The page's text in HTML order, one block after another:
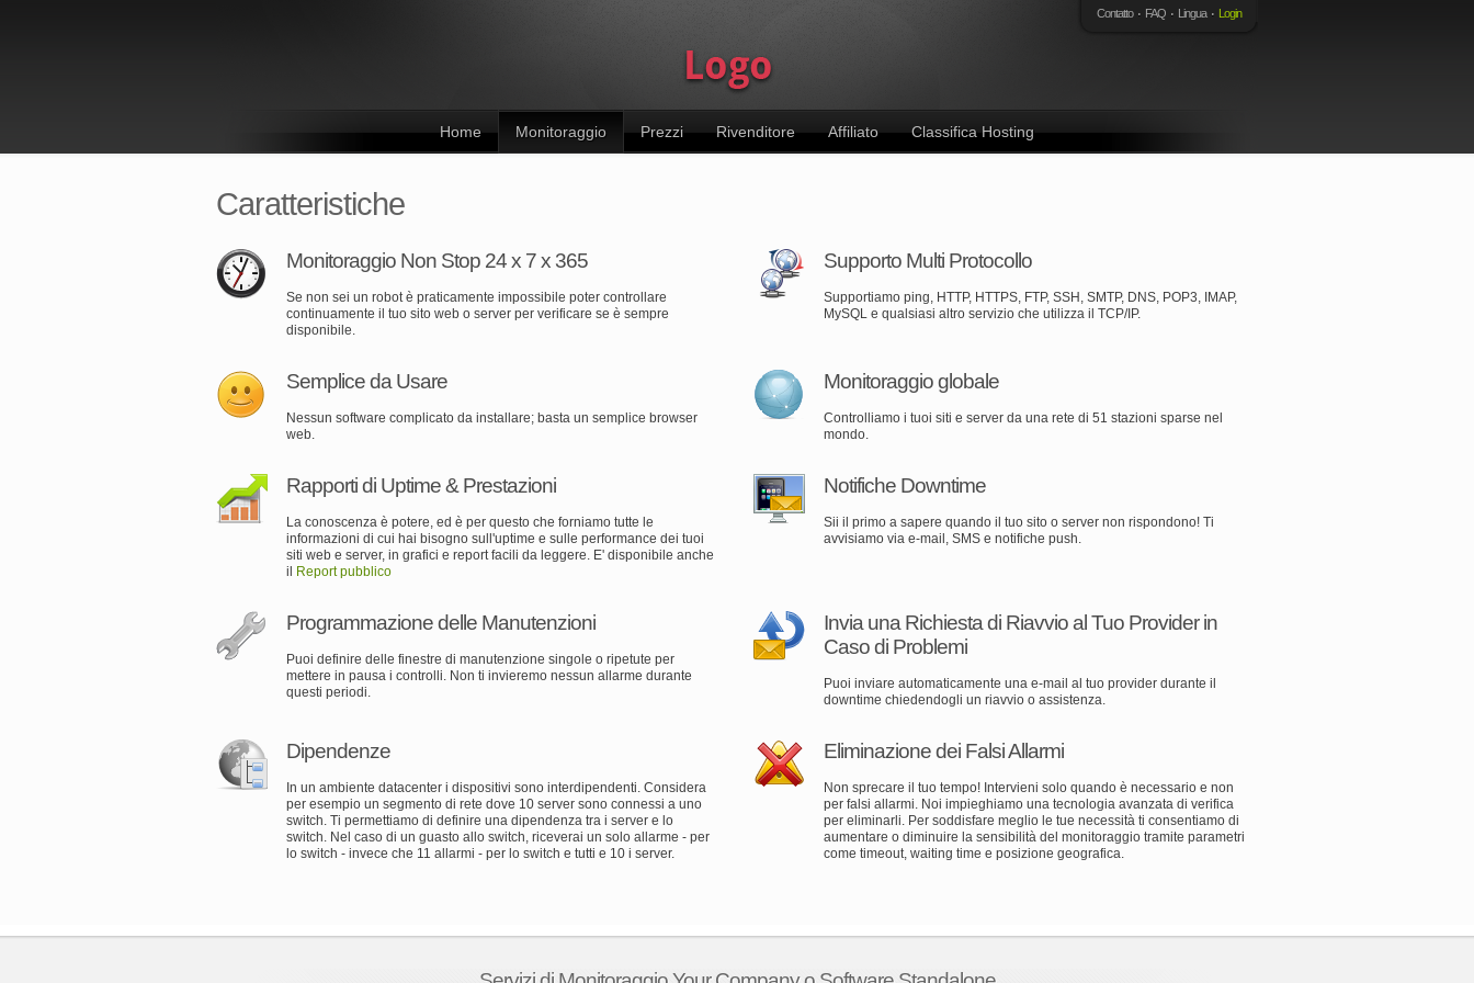
Contatto FAQ Lingua Login
Home Monitoraggio Prezzi Rivenditore Affiliato Classifica Hosting
Caratteristiche
Monitoraggio Non Stop 24 x 7 x 365
Se non sei un robot è praticamente impossibile poter controllare
continuamente il tuo sito web o server per verificare se è sempre
disponibile.
Supporto Multi Protocollo
Supportiamo ping, HTTP, HTTPS, FTP, SSH, SMTP, DNS, POP3, IMAP,
MySQL e qualsiasi altro servizio che utilizza il TCP/IP.
Semplice da Usare
Nessun software complicato da installare; basta un semplice browser
web.
Monitoraggio globale
Controlliamo i tuoi siti e server da una rete di 51 stazioni sparse nel
mondo.
Rapporti di Uptime & Prestazioni
La conoscenza è potere, ed è per questo che forniamo tutte le
informazioni di cui hai bisogno sull'uptime e sulle performance dei tuoi
siti web e server, in grafici e report facili da leggere. E' disponibile anche
il
Report pubblico
Notifiche Downtime
Sii il primo a sapere quando il tuo sito o server non rispondono! Ti
avvisiamo via e-mail, SMS e notifiche push.
Programmazione delle Manutenzioni
Puoi definire delle finestre di manutenzione singole o ripetute per
mettere in pausa i controlli. Non ti invieremo nessun allarme durante
questi periodi.
Invia una Richiesta di Riavvio al Tuo Provider in
Caso di Problemi
Puoi inviare automaticamente una e-mail al tuo provider durante il
downtime chiedendogli un riavvio o assistenza.
Dipendenze
In un ambiente datacenter i dispositivi sono interdipendenti. Considera
per esempio un segmento di rete dove 10 server sono connessi a uno
switch. Ti permettiamo di definire una dipendenza tra i server e lo
switch. Nel caso di un guasto allo switch, riceverai un solo allarme - per
lo switch - invece che 11 allarmi - per lo switch e tutti e 10 i server.
Eliminazione dei Falsi Allarmi
Non sprecare il tuo tempo! Intervieni solo quando è necessario e non
per falsi allarmi. Noi impieghiamo una tecnologia avanzata di verifica
per eliminarli. Per soddisfare meglio le tue necessità ti consentiamo di
aumentare o diminuire la sensibilità del monitoraggio tramite parametri
come timeout, waiting time e posizione geografica.